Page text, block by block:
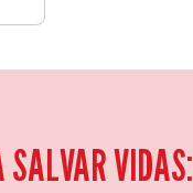
SALVAR VIDAS: